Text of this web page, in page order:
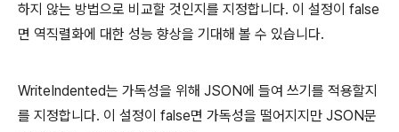
하지 않는 방법으로 비교할 것인지를 지정합니다. 이 설정이 false
면 역직렬화에 대한 성능 향상을 기대해 볼 수 있습니다.
WriteIndented는 가독성을 위해 JSON에 들여 쓰기를 적용할지
를 지정합니다. 이 설정이 false면 가독성을 떨어지지만 JSON문